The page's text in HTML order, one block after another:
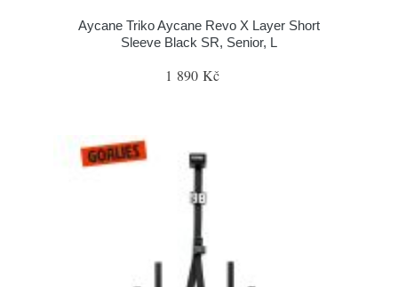
Aycane Triko Aycane Revo X Layer Short
Sleeve Black SR, Senior, L
1 890 Kč